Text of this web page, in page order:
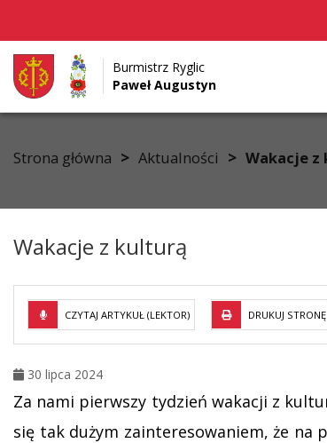
Przejdź do menu
Przejdź do głównej treści strony
Przejdź do stopki strony
Burmistrz Ryglic
Paweł Augustyn
Strona główna > Aktualności > Wakacje
Wakacje z kulturą
CZYTAJ ARTYKUŁ (LEKTOR) DRUKUJ STRONĘ
30 lipca 2024
Za nami pierwszy tydzień wakacji z
się tak dużym zainteresowaniem, że na